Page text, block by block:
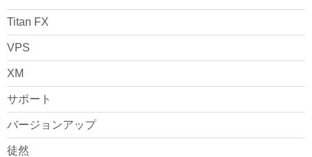
Titan FX
VPS
XM
サポート
バージョンアップ
徒然